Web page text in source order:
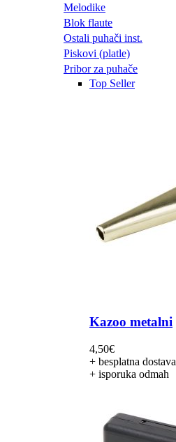
Melodike
Blok flaute
Ostali puhači inst.
Piskovi (platle)
Pribor za puhače
Top Seller
Kazoo metalni
4,50€
+ besplatna dostava
+ isporuka odmah